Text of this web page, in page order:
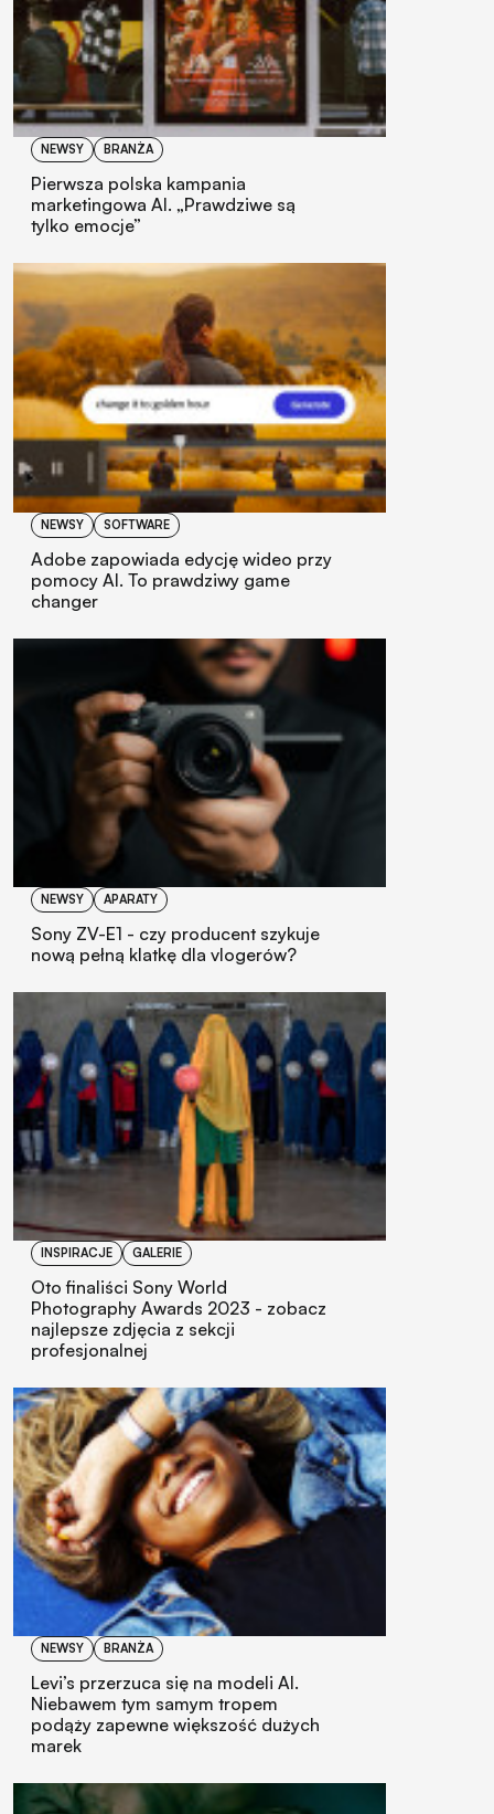
NEWSY BRANŻA
Pierwsza polska kampania
marketingowa AI. „Prawdziwe są
tylko emocje”
NEWSY SOFTWARE
Adobe zapowiada edycję wideo przy
pomocy AI. To prawdziwy game
changer
NEWSY APARATY
Sony ZV-E1 - czy producent szykuje
nową pełną klatkę dla vlogerów?
INSPIRACJE GALERIE
Oto finaliści Sony World
Photography Awards 2023 - zobacz
najlepsze zdjęcia z sekcji
profesjonalnej
NEWSY BRANŻA
Levi’s przerzuca się na modeli AI.
Niebawem tym samym tropem
podąży zapewne większość dużych
marek